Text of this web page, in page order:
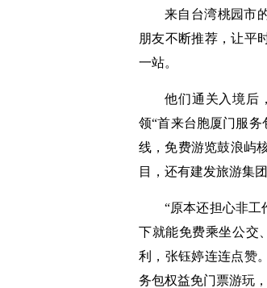
来自台湾桃园市
朋友不断推荐，让平
一站。
他们通关入境后
领“首来台胞厦门服
线，免费游览鼓浪屿
目，还有建发旅游集
“原本还担心非工
下就能免费乘坐公交
利，张钰婷连连点赞
务包权益免门票游玩